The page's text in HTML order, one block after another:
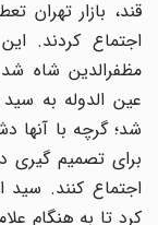
قند، بازار تهران
اجتماع کردند.
مظفرالدین شاه
عین الدوله به سید
شد؛ گرچه با آنها
برای تصمیم گیری
اجتماع کنند. سید
کرد تا به هنگام